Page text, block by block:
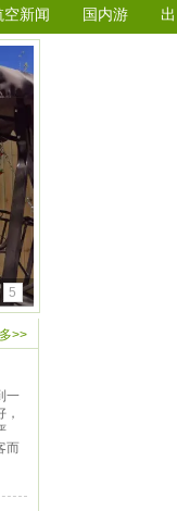
空新闻 国内游
5
>>
一
而